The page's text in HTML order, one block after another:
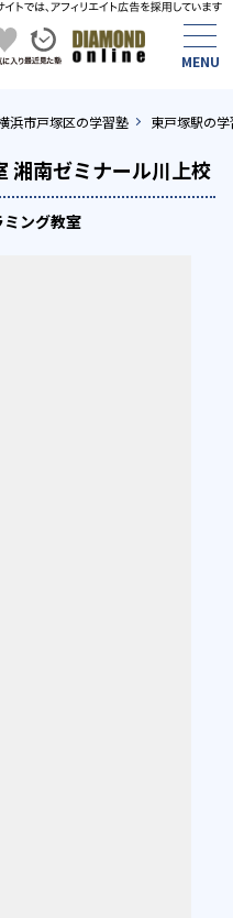
浜市戸塚区の学習塾 東戸塚駅の
湘南ゼミナール川上校
ング教室